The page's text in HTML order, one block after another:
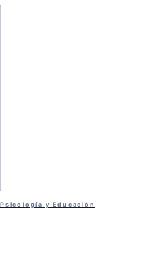
y Educación